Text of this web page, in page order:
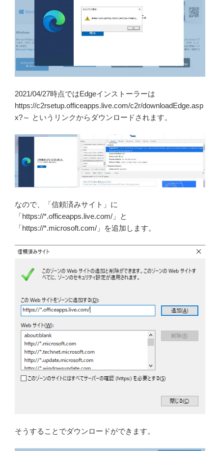
2021/04/27時点ではEdgeインストーラーは
https://c2rsetup.officeapps.live.com/c2r/downloadEdge.asp
x?～ というリンクからダウンロードされます。
なので、「信頼済みサイト」に
「https://*.officeapps.live.com/」と
「https://*.microsoft.com/」を追加します。
そうすることでダウンロードができます。